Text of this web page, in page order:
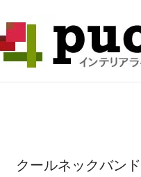
クールネックバン